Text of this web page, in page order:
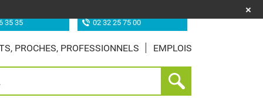
35 35
02 32 25 75 00
PROCHES, PROFESSIONNELS EMPLOIS